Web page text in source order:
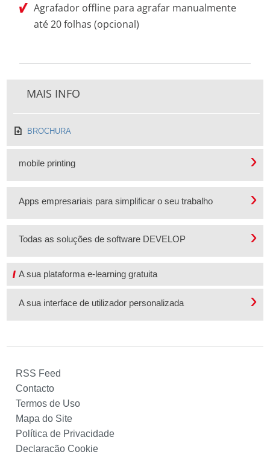
Agrafador offline para agrafar manualmente
até 20 folhas (opcional)
MAIS INFO
BROCHURA
mobile printing
Apps empresariais para simplificar o seu trabalho
Todas as soluções de software DEVELOP
A sua plataforma e-learning gratuita
A sua interface de utilizador personalizada
RSS Feed
Contacto
Termos de Uso
Mapa do Site
Política de Privacidade
Declaração Cookie